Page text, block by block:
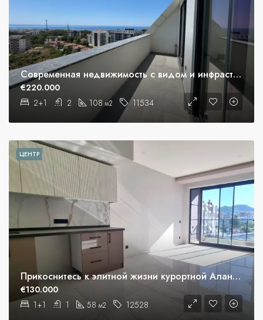
Современная недвижимость с видом и инфраструктурой в Авсалларе
2+1 2 108 м2 11534
€220.000
Прикоснитесь к элитной жизни курортной Алании
1+1 1 58 м2 12528
€130.000
ЦЕНТР